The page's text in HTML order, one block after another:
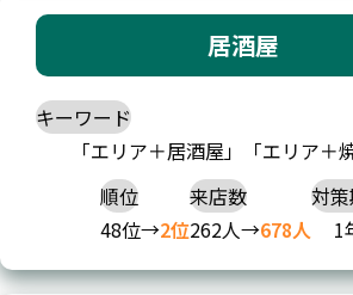
居酒屋
キーワード
「エリア＋居酒屋」「エリア＋
順位
48位→2位
来店数
262人→678人
対
1